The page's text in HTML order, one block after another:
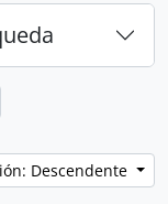
Descendente